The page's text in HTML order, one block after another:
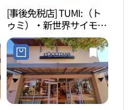
[事後免税店] TUMI:（ト
ゥミ）・新世界サイモン
プレミアムアウトレット
ヨジュ（驪州）店(투미
신세계사이먼프리미엄아
울렛 여주점)